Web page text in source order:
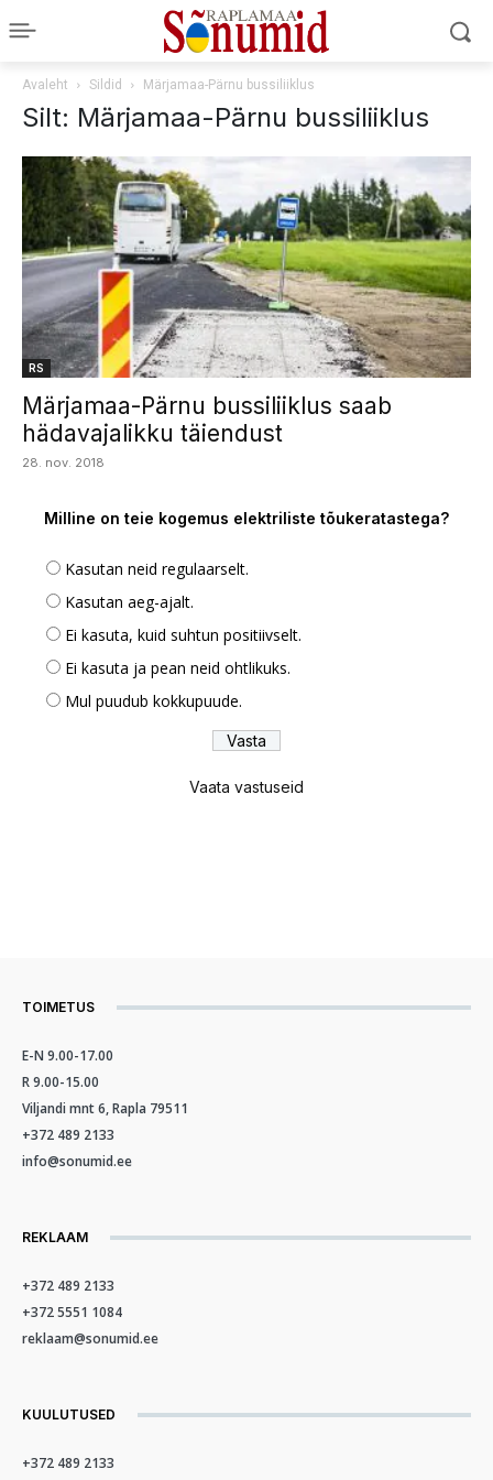
Avaleht Sildid Märjamaa-Pärnu bussiliiklus
Silt: Märjamaa-Pärnu bussiliiklus
RS
Märjamaa-Pärnu bussiliiklus saab
hädavajalikku täiendust
28. nov. 2018
Milline on teie kogemus elektriliste tõukeratastega?
Kasutan neid regulaarselt.
Kasutan aeg-ajalt.
Ei kasuta, kuid suhtun positiivselt.
Ei kasuta ja pean neid ohtlikuks.
Mul puudub kokkupuude.
Vaata vastuseid
TOIMETUS
E-N 9.00-17.00
R 9.00-15.00
Viljandi mnt 6, Rapla 79511
+372 489 2133
info@sonumid.ee
REKLAAM
+372 489 2133
+372 5551 1084
reklaam@sonumid.ee
KUULUTUSED
+372 489 2133